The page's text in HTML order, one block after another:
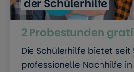
der Schülerhilfe
2 Probestunden
Die Schülerhilfe bietet seit
professionelle Nachhilfe